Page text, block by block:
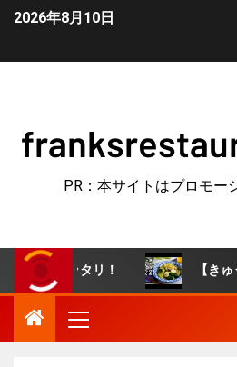
2026年8月10日
PR：本サイトはプロモー
タリ！ 【きゅうりのに